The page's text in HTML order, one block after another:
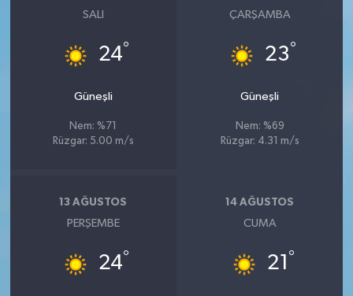
SALI
24°
Güneşli
Nem: %71
Rüzgar: 5.00 m/s
ÇARŞAMBA
23°
Güneşli
Nem: %69
Rüzgar: 4.31 m/s
13 AĞUSTOS
PERŞEMBE
24°
14 AĞUSTOS
CUMA
21 °